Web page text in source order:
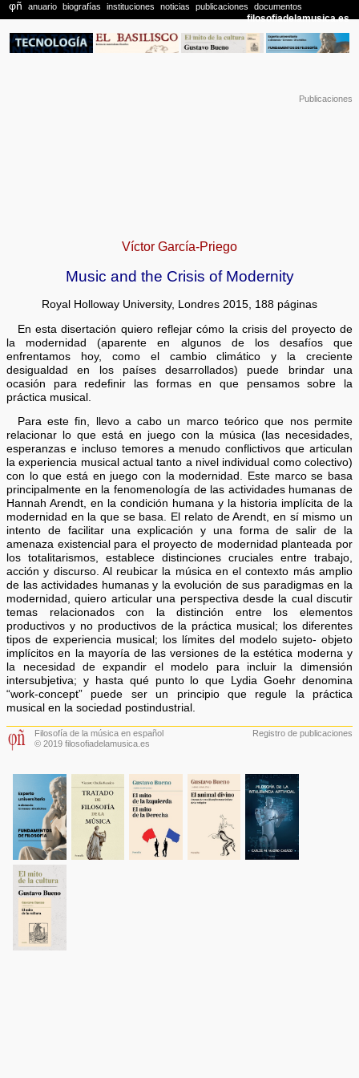
Publicaciones
Víctor García-Priego
Music and the Crisis of Modernity
Royal Holloway University, Londres 2015, 188 páginas
En esta disertación quiero reflejar cómo la crisis del proyecto de
la modernidad (aparente en algunos de los desafíos que
enfrentamos hoy, como el cambio climático y la creciente
desigualdad en los países desarrollados) puede brindar una
ocasión para redefinir las formas en que pensamos sobre la
práctica musical.
Para este fin, llevo a cabo un marco teórico que nos permite
relacionar lo que está en juego con la música (las necesidades,
esperanzas e incluso temores a menudo conflictivos que articulan
la experiencia musical actual tanto a nivel individual como colectivo)
con lo que está en juego con la modernidad. Este marco se basa
principalmente en la fenomenología de las actividades humanas de
Hannah Arendt, en la condición humana y la historia implícita de la
modernidad en la que se basa. El relato de Arendt, en sí mismo un
intento de facilitar una explicación y una forma de salir de la
amenaza existencial para el proyecto de modernidad planteada por
los totalitarismos, establece distinciones cruciales entre trabajo,
acción y discurso. Al reubicar la música en el contexto más amplio
de las actividades humanas y la evolución de sus paradigmas en la
modernidad, quiero articular una perspectiva desde la cual discutir
temas relacionados con la distinción entre los elementos
productivos y no productivos de la práctica musical; los diferentes
tipos de experiencia musical; los límites del modelo sujeto- objeto
implícitos en la mayoría de las versiones de la estética moderna y
la necesidad de expandir el modelo para incluir la dimensión
intersubjetiva; y hasta qué punto lo que Lydia Goehr denomina
“work-concept” puede ser un principio que regule la práctica
musical en la sociedad postindustrial.
Filosofía de la música en español
© 2019 filosofiadelamusica.es
Registro de publicaciones